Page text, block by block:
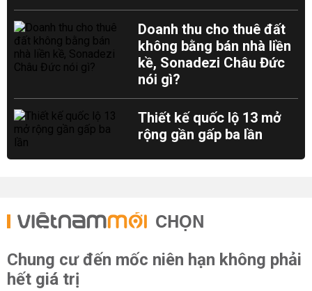
Doanh thu cho thuê đất
không bằng bán nhà liền
kề, Sonadezi Châu Đức
nói gì?
Thiết kế quốc lộ 13 mở
rộng gần gấp ba lần
CHỌN
Chung cư đến mốc niên hạn không phải
hết giá trị